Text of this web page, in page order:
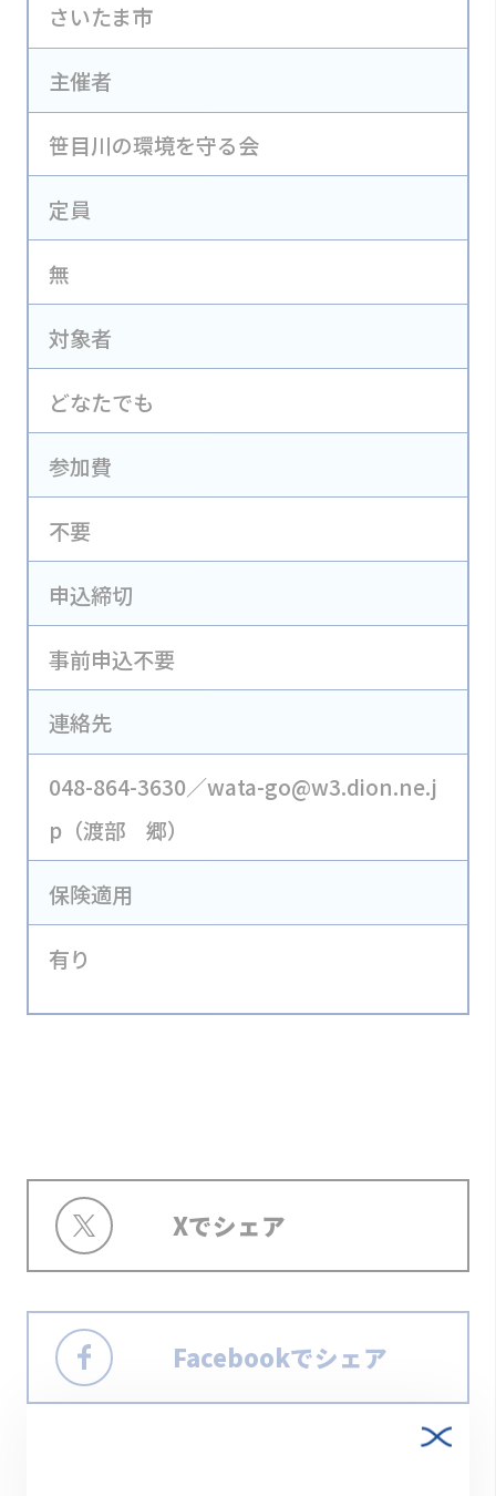
さいたま市
主催者
笹目川の環境を守る会
定員
無
対象者
どなたでも
参加費
不要
申込締切
事前申込不要
連絡先
048-864-3630／wata-go@w3.dion.ne.j
p（渡部 郷）
保険適用
有り
Xでシェア
Facebookでシェア